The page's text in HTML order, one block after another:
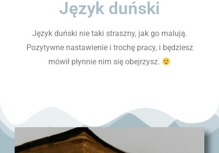
Język duński
Język duński nie taki straszny, jak go malują.
Pozytywne nastawienie i trochę pracy, i będziesz
mówił płynnie nim się obejrzysz.